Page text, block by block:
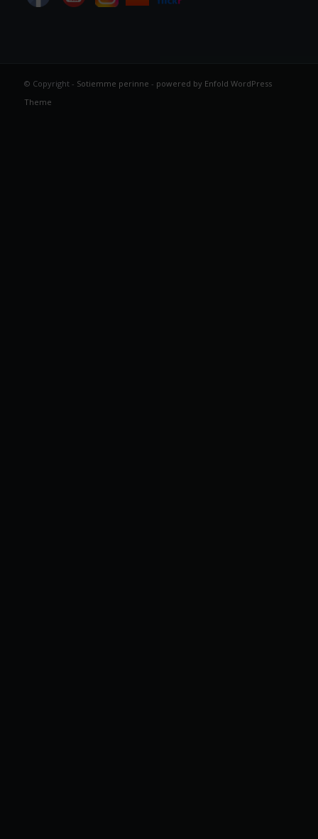
© Copyright - Sotiemme perinne - powered by Enfold WordPress
Theme